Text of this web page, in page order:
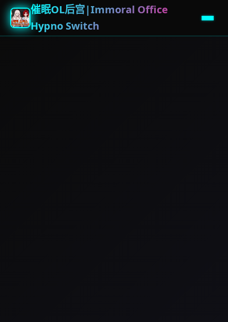
催眠OL后宫|Immoral Office
Hypno Switch